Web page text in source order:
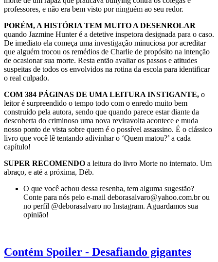
professores, e não era bem visto por ninguém ao seu redor.
PORÉM, A HISTÓRIA TEM MUITO A DESENROLAR
quando Jazmine Hunter é a detetive inspetora designada para o caso.
De imediato ela começa uma investigação minuciosa por acreditar
que alguém trocou os remédios de Charlie de propósito na intenção
de ocasionar sua morte. Resta então avaliar os passos e atitudes
suspeitas de todos os envolvidos na rotina da escola para identificar
o real culpado.
COM 384 PÁGINAS DE UMA LEITURA INSTIGANTE, o
leitor é surpreendido o tempo todo com o enredo muito bem
construído pela autora, sendo que quando parece estar diante da
descoberta do criminoso uma nova reviravolta acontece e muda
nosso ponto de vista sobre quem é o possível assassino. É o clássico
livro que você lê tentando adivinhar o ‘Quem matou?’ a cada
capítulo!
SUPER RECOMENDO a leitura do livro Morte no internato. Um
abraço, e até a próxima, Déb.
O que você achou dessa resenha, tem alguma sugestão?
Conte para nós pelo e-mail deborasalvaro@yahoo.com.br ou
no perfil @deborasalvaro no Instagram. Aguardamos sua
opinião!
Contém Spoiler - Desafiando gigantes